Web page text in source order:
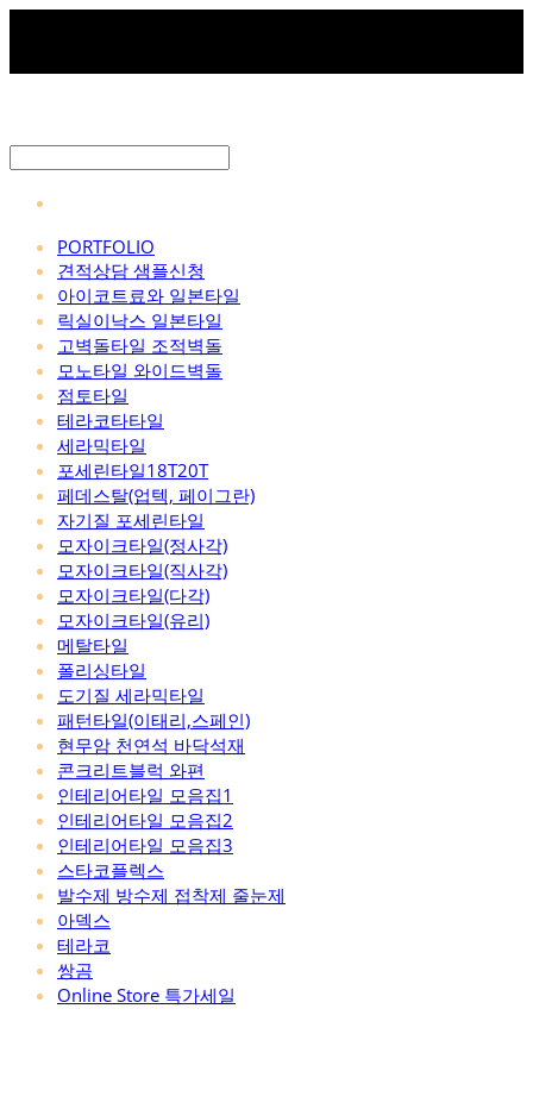
PORTFOLIO
견적상담 샘플신청
아이코트료와 일본타일
릭실이낙스 일본타일
고벽돌타일 조적벽돌
모노타일 와이드벽돌
점토타일
테라코타타일
세라믹타일
포세린타일18T20T
페데스탈(업텍, 페이그란)
자기질 포세린타일
모자이크타일(정사각)
모자이크타일(직사각)
모자이크타일(다각)
모자이크타일(유리)
메탈타일
폴리싱타일
도기질 세라믹타일
패턴타일(이태리,스페인)
현무암 천연석 바닥석재
콘크리트블럭 와편
인테리어타일 모음집1
인테리어타일 모음집2
인테리어타일 모음집3
스타코플렉스
발수제 방수제 접착제 줄눈제
아덱스
테라코
쌍곰
Online Store 특가세일